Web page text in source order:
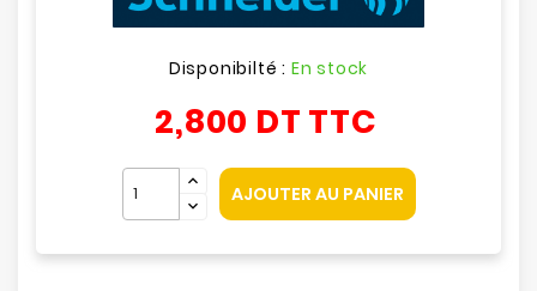
Disponibilté : En stock
2,800 DT TTC
AJOUTER AU PANIER